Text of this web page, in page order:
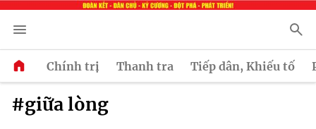
Chính trị Thanh tra Tiếp dân, Khiếu tố
#giữa lòng